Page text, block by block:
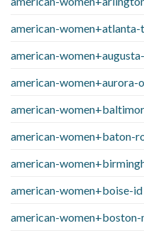
american-women+atlanta-
american-
american-women+aurora-
american-
american-women+baton-
american-
american-women+boise-
american-women+boston-